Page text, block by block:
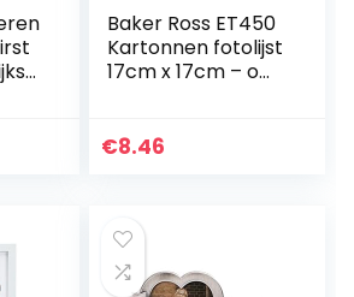
Baker Ross ET450
Kartonnen fotolijst
17cm x 17cm – om
kinderen ideaal als
€8.46